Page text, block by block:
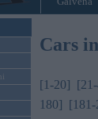
Cars
[1-20]
180]